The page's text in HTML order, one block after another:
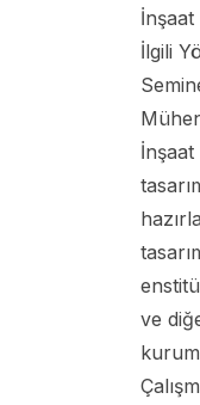
İnşaat
İlgili
İnşaat
ve